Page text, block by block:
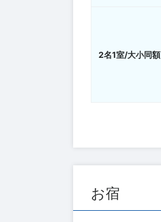
2名1室/大小同額
お宿